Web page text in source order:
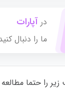
در آپارات
ما را دنبال
را حتما مطالعه